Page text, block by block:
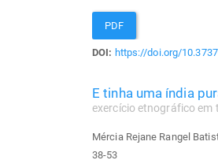
PDF
DOI: https://doi.org/
E tinha uma índia
exercício etnográfico
Mércia Rejane Rangel
38-53